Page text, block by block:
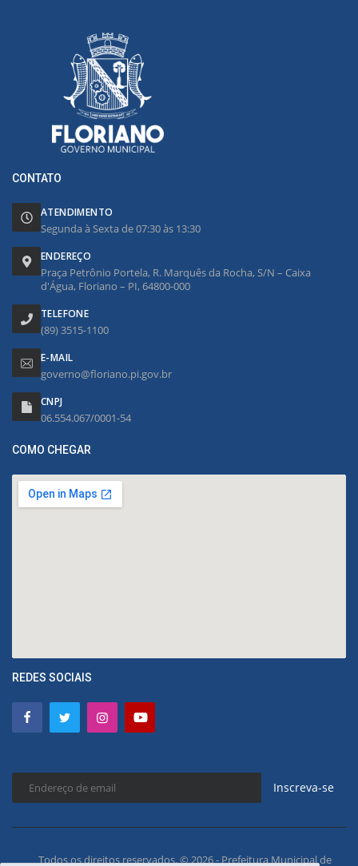
CONTATO
ATENDIMENTO
Segunda à Sexta de 07:30 às 13:30
ENDEREÇO
Praça Petrônio Portela, R. Marquês da Rocha, S/N – Caixa
d'Água, Floriano – PI, 64800-000
TELEFONE
(89) 3515-1100
E-MAIL
governo@floriano.pi.gov.br
CNPJ
06.554.067/0001-54
COMO CHEGAR
REDES SOCIAIS
Inscreva-se
Todos os direitos reservados. © 2026 - Prefeitura Municipal de